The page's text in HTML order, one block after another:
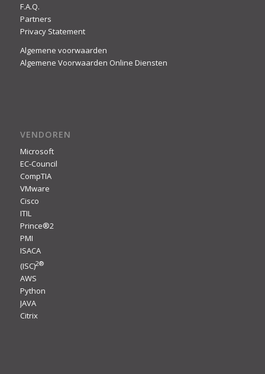
F.A.Q.
Partners
Privacy Statement
Algemene voorwaarden
Algemene Voorwaarden Online Diensten
VENDOREN
Microsoft
EC-Council
CompTIA
VMware
Cisco
ITIL
Prince®2
PMI
ISACA
(ISC)2®
AWS
Python
JAVA
Citrix